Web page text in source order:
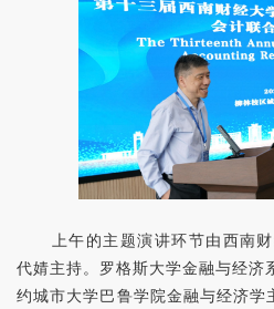
上午的主题演讲环节由西南
代婧主持。罗格斯大学金融与经济
约城市大学巴鲁学院金融与经济学